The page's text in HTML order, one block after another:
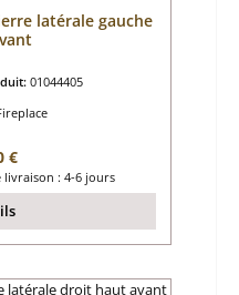
latérale gauche
01044405
:
€
livraison : 4-6 jours